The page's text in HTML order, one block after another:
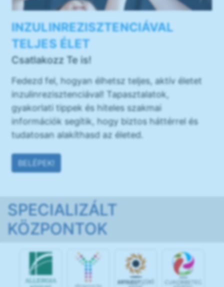
INZULINREZISZTENCIÁVAL
TELJES ÉLET
Csatlakozz Te is!
Fedezd fel, hogyan élhetsz teljes, aktív életet
inzulinrezisztenciával! Tapasztalatok,
gyakorlati tippek és hiteles szakmai
információk segítik, hogy biztos háttérrel és
tudatosan alakíthasd az életed.
BELÉPEK!
SPECIALIZÁLT
KÖZPONTOK